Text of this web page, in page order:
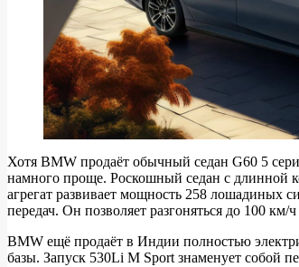
Хотя BMW продаёт обычный седан G60 5
намного проще. Роскошный седан с длинной
агрегат развивает мощность 258 лошадиных
передач. Он позволяет разгоняться до 100
BMW ещё продаёт в Индии полностью
базы. Запуск 530Li M Sport знаменует собой